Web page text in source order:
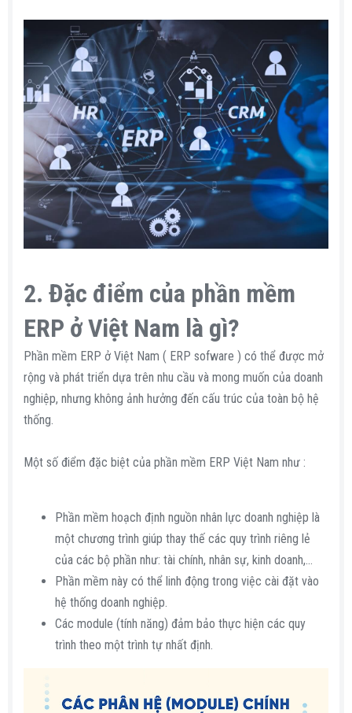
2. Đặc điểm của phần mềm
ERP ở Việt Nam là gì?
Phần mềm ERP ở Việt Nam ( ERP sofware ) có thể được mở
rộng và phát triển dựa trên nhu cầu và mong muốn của doanh
nghiệp, nhưng không ảnh hưởng đến cấu trúc của toàn bộ hệ
thống.
Một số điểm đặc biệt của phần mềm ERP Việt Nam như :
Phần mềm hoạch định nguồn nhân lực doanh nghiệp là
một chương trình giúp thay thế các quy trình riêng lẻ
của các bộ phần như: tài chính, nhân sự, kinh doanh,…
Phần mềm này có thể linh động trong việc cài đặt vào
hệ thống doanh nghiệp.
Các module (tính năng) đảm bảo thực hiện các quy
trình theo một trình tự nhất định.